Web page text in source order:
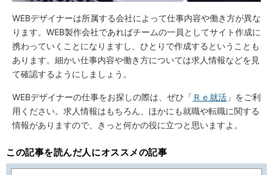
WEBデザイナーは所属する会社によって仕事内容や働き方が異な
ります。WEB製作会社であればチームの一員としてサイト作成に
携わっていくことになりますし、ひとりで作成するということも
あります。細かい仕事内容や働き方については求人情報などを見
て確認するようにしましょう。
WEBデザイナーの仕事をお探しの際は、ぜひ「 Ｒｅ就活 」をご利
用ください。求人情報はもちろん、ほかにも就職や転職に関する
情報がありますので、きっと何かの役に立つと思いますよ。
この記事を読んだ人にオススメの記事